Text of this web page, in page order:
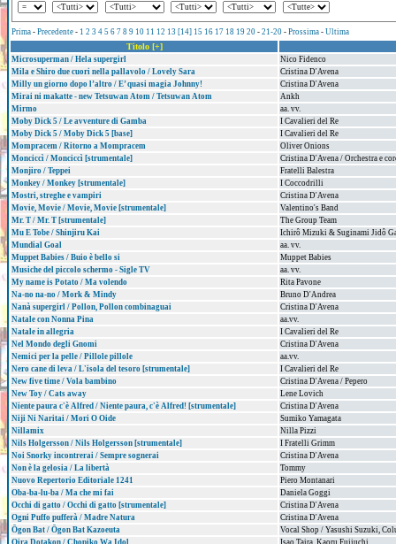
Prima - Precedente - 1 2 3 4 5 6 7 8 9 10 11 12 13 [14] 15 16 17 18 19 20 - 21-20 - Prossima - Ultima
Titolo [+]
Microsuperman / Hela supergirl
Nico Fidenco
Mila e Shiro due cuori nella pallavolo / Lovely Sara
Cristina D'Avena
Milly un giorno dopo l’altro / E’ quasi magia Johnny!
Cristina D'Avena
Mirai ni makatte - new Tetsuwan Atom / Tetsuwan Atom
Ankh
Mirmo
aa. vv.
Moby Dick 5 / Le avventure di Gamba
I Cavalieri del Re
Moby Dick 5 / Moby Dick 5 [base]
I Cavalieri del Re
Mompracem / Ritorno a Mompracem
Oliver Onions
Monciccì / Monciccì [strumentale]
Cristina D'Avena / Orchestra e
Monjiro / Teppei
Fratelli Balestra
Monkey / Monkey [strumentale]
I Coccodrilli
Mostri, streghe e vampiri
Cristina D'Avena
Movie, Movie / Movie, Movie [strumentale]
Valentino's Band
Mr. T / Mr. T [strumentale]
The Group Team
Mu E Tobe / Shinjiru Kai
Ichirô Mizuki & Suginami Jidô
Mundial Goal
aa. vv.
Muppet Babies / Buio è bello si
Muppet Babies
Musiche del piccolo schermo - Sigle TV
aa. vv.
My name is Potato / Ma volendo
Rita Pavone
Na-no na-no / Mork & Mindy
Bruno D'Andrea
Nanà supergirl / Pollon, Pollon combinaguai
Cristina D'Avena
Natale con Nonna Pina
aa.vv.
Natale in allegria
I Cavalieri del Re
Nel Mondo degli Gnomi
Cristina D'Avena
Nemici per la pelle / Pillole pillole
aa.vv.
Nero cane di leva / L'isola del tesoro [strumentale]
I Cavalieri del Re
New five time / Vola bambino
Cristina D'Avena / Pepero
New Toy / Cats away
Lene Lovich
Niente paura c'è Alfred / Niente paura, c'è Alfred! [strumentale]
Cristina D'Avena
Niji Ni Naritai / Mori O Oide
Sumiko Yamagata
Nillamix
Nilla Pizzi
Nils Holgersson / Nils Holgersson [strumentale]
I Fratelli Grimm
Noi Snorky incontrerai / Sempre sognerai
Cristina D'Avena
Non è la gelosia / La libertà
Tommy
Nuovo Repertorio Editoriale 1241
Piero Montanari
Oba-ba-lu-ba / Ma che mi fai
Daniela Goggi
Occhi di gatto / Occhi di gatto [strumentale]
Cristina D'Avena
Ogni Puffo pufferà / Madre Natura
Cristina D'Avena
Ōgon Bat / Ōgon Bat Kazoeuta
Vocal Shop / Yasushi Suzuki,
Oira Dotakon / Chopiko Wa Idol
Isao Taira, Kaoru Fujiuchi